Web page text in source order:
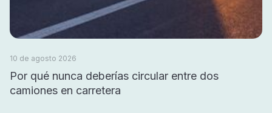
10 de agosto 2026
Por qué nunca deberías circular entre dos
camiones en carretera